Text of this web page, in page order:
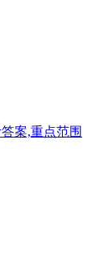
案,重点范围